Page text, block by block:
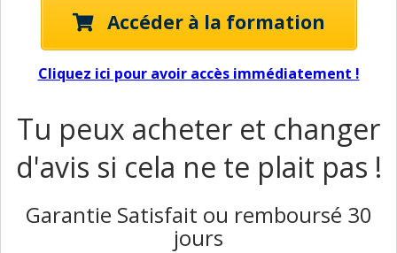
Accéder à la formation
Cliquez ici pour avoir accès immédiatement !
Tu peux acheter et changer
d'avis si cela ne te plait pas !
Garantie Satisfait ou remboursé 30
jours